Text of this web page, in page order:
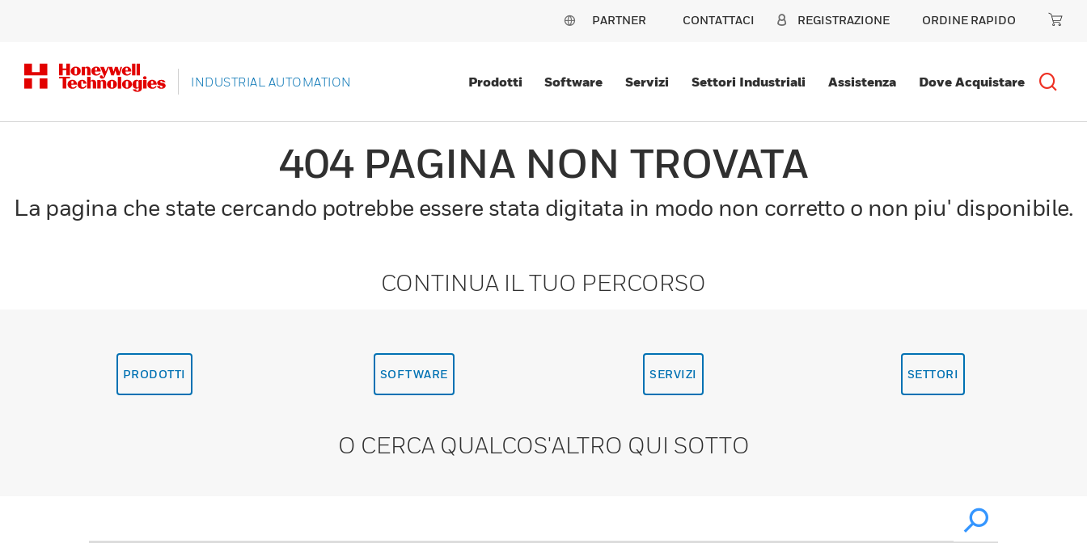
PARTNER CONTATTACI REGISTRAZIONE ORDINE RAPIDO
INDUSTRIAL AUTOMATION Prodotti Software Servizi Settori Industriali Assistenza Dove Acquistare
404 PAGINA NON TROVATA
La pagina che state cercando potrebbe essere stata digitata in modo non corretto o non piu' disponibile.
CONTINUA IL TUO PERCORSO
PRODOTTI SOFTWARE SERVIZI SETTORI
O CERCA QUALCOS'ALTRO QUI SOTTO